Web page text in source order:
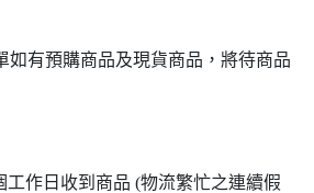
如有預購商品及現貨商品，將待商品
工作日收到商品 (物流繁忙之連續假